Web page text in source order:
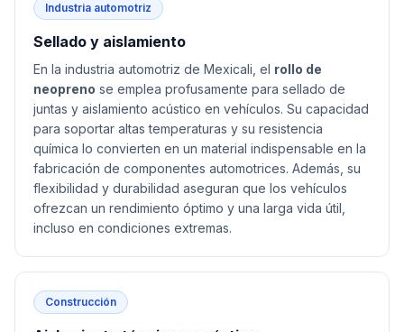
Industria automotriz
Sellado y aislamiento
En la industria automotriz de Mexicali, el rollo de
neopreno se emplea profusamente para sellado de
juntas y aislamiento acústico en vehículos. Su capacidad
para soportar altas temperaturas y su resistencia
química lo convierten en un material indispensable en la
fabricación de componentes automotrices. Además, su
flexibilidad y durabilidad aseguran que los vehículos
ofrezcan un rendimiento óptimo y una larga vida útil,
incluso en condiciones extremas.
Construcción